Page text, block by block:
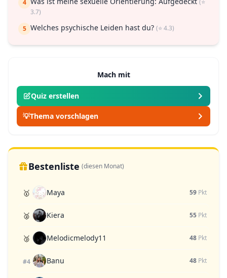
4
(⭐
3.7)
5 Welches psychische Leiden hast du? (⭐ 4.3)
Mach mit
Quiz erstellen
💡Thema vorschlagen
Bestenliste (diesen Monat)
🥇 Maya 59 Pkt
🥈 Kiera 55 Pkt
🥉 Melodicmelody11 48 Pkt
#4 Banu 48 Pkt